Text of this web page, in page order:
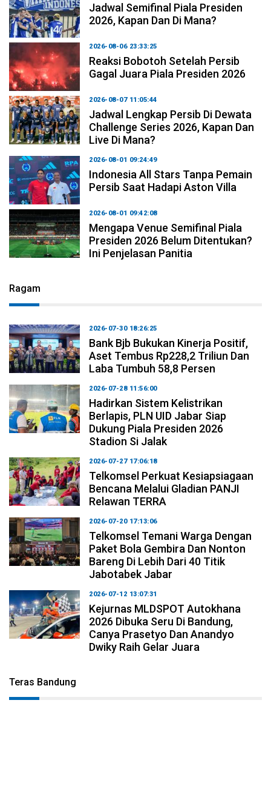
Jadwal Semifinal Piala Presiden
2026, Kapan Dan Di Mana?
2026-08-06 23:33:25
Reaksi Bobotoh Setelah Persib
Gagal Juara Piala Presiden 2026
2026-08-07 11:05:44
Jadwal Lengkap Persib Di Dewata
Challenge Series 2026, Kapan Dan
Live Di Mana?
2026-08-01 09:24:49
Indonesia All Stars Tanpa Pemain
Persib Saat Hadapi Aston Villa
2026-08-01 09:42:08
Mengapa Venue Semifinal Piala
Presiden 2026 Belum Ditentukan?
Ini Penjelasan Panitia
Ragam
2026-07-30 18:26:25
Bank Bjb Bukukan Kinerja Positif,
Aset Tembus Rp228,2 Triliun Dan
Laba Tumbuh 58,8 Persen
2026-07-28 11:56:00
Hadirkan Sistem Kelistrikan
Berlapis, PLN UID Jabar Siap
Dukung Piala Presiden 2026
Stadion Si Jalak
2026-07-27 17:06:18
Telkomsel Perkuat Kesiapsiagaan
Bencana Melalui Gladian PANJI
Relawan TERRA
2026-07-20 17:13:06
Telkomsel Temani Warga Dengan
Paket Bola Gembira Dan Nonton
Bareng Di Lebih Dari 40 Titik
Jabotabek Jabar
2026-07-12 13:07:31
Kejurnas MLDSPOT Autokhana
2026 Dibuka Seru Di Bandung,
Canya Prasetyo Dan Anandyo
Dwiky Raih Gelar Juara
Teras Bandung